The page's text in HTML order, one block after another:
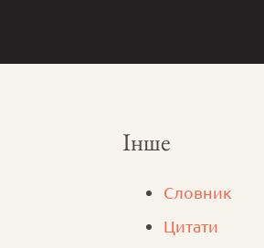
Інше
Словник
Цитати